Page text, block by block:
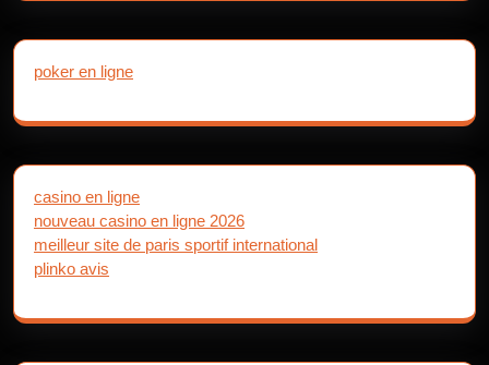
poker en ligne
casino en ligne
nouveau casino en ligne 2026
meilleur site de paris sportif international
plinko avis